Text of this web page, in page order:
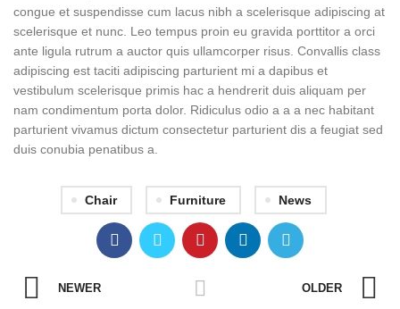
congue et suspendisse cum lacus nibh a scelerisque adipiscing at
scelerisque et nunc. Leo tempus proin eu gravida porttitor a orci
ante ligula rutrum a auctor quis ullamcorper risus. Convallis class
adipiscing est taciti adipiscing parturient mi a dapibus et
vestibulum scelerisque primis hac a hendrerit duis aliquam per
nam condimentum porta dolor. Ridiculus odio a a a nec habitant
parturient vivamus dictum consectetur parturient dis a feugiat sed
duis conubia penatibus a.
Chair Furniture News
NEWER OLDER